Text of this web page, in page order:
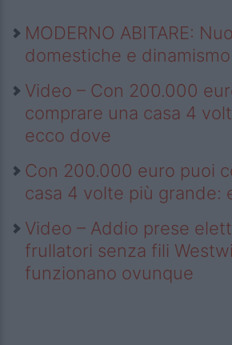
MODERNO ABITARE:
domestiche e
Video – Con 200.000
comprare una casa 4
ecco dove
Con 200.000 euro puoi
casa 4 volte più grande:
Video – Addio prese
frullatori senza fili
funzionano ovunque